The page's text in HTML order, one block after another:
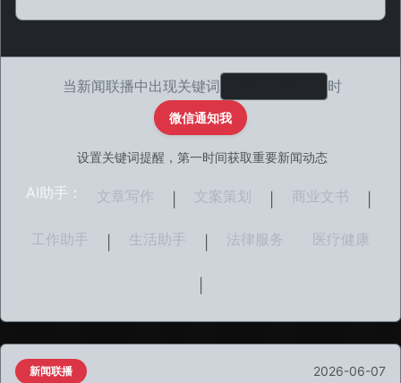
当新闻联播中出现关键词 时
微信通知我
设置关键词提醒，第一时间获取重要新闻动态
AI助手： 文章写作 文案策划 商业文书
工作助手 生活助手 法律服务 医疗健康
新闻联播 2026-06-07